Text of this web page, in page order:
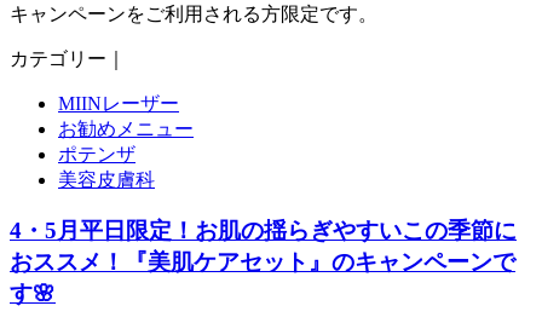
キャンペーンをご利用される方限定です。
カテゴリー｜
MIINレーザー
お勧めメニュー
ポテンザ
美容皮膚科
4・5月平日限定！お肌の揺らぎやすいこの季節に
おススメ！『美肌ケアセット』のキャンペーンで
す🌸